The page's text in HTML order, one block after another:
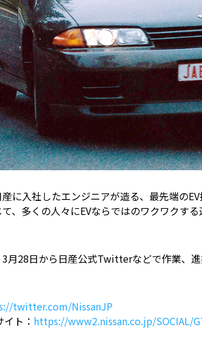
に入社したエンジニアが造る、最先端の
、多くの人々にEVならではのワクワクす
月28日から日産公式Twitterなどで作業、
twitter.com/NissanJP
ト： https://www2.nissan.co.jp/SOCIAL/